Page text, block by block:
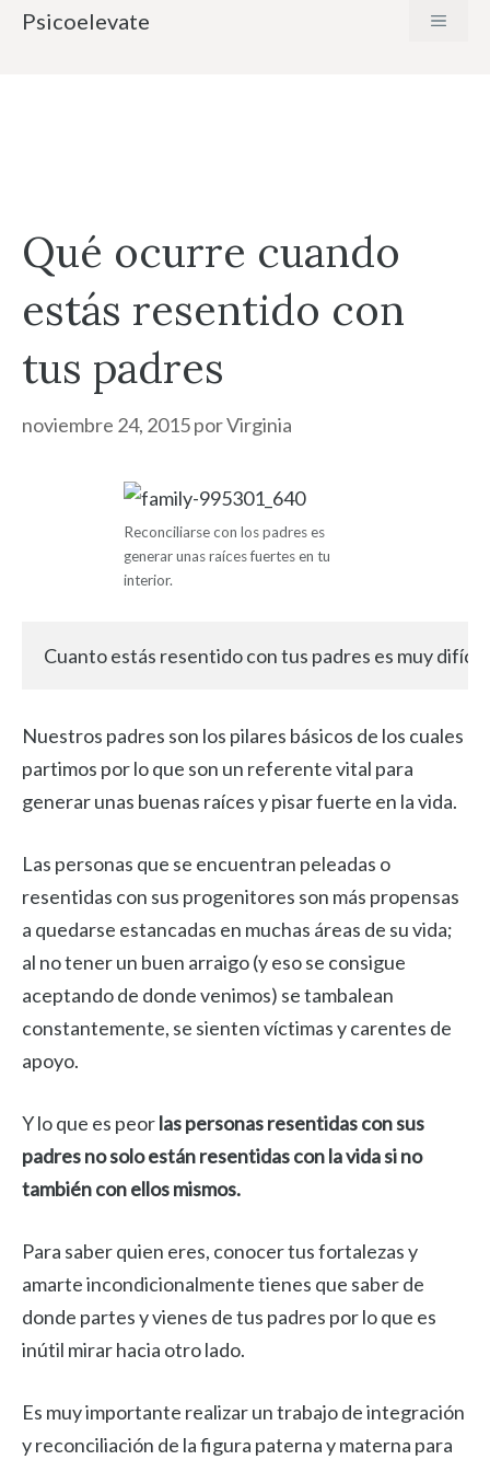
SaltarPsicoelevate MENÚ
Qué ocurre cuando
estás resentido con
tus padres
noviembre 24, 2015porVirginia
Reconciliarse con los padres es
generar unas raíces fuertes en tu
interior.
Cuanto estás resentido con tus padres es muy
Nuestros padres son los pilares básicos de los cuales
partimos por lo que son un referente vital para
generar unas buenas raíces y pisar fuerte en la vida.
Las personas que se encuentran peleadas o
resentidas con sus progenitores son más propensas
a quedarse estancadas en muchas áreas de su vida;
al no tener un buen arraigo (y eso se consigue
aceptando de donde venimos) se tambalean
constantemente, se sienten víctimas y carentes de
apoyo.
Y lo que es peorlas personas resentidas con sus
padres no solo están resentidas con la vida si no
también con ellos mismos.
Para saber quien eres, conocer tus fortalezas y
amarte incondicionalmente tienes que saber de
donde partes y vienes de tus padres por lo que es
inútil mirar hacia otro lado.
Es muy importante realizar un trabajo de integración
y reconciliación de la figura paterna y materna para